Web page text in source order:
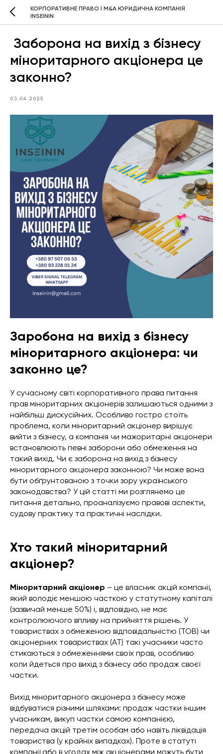
КОРПОРАТИВНЕ ПРАВО І M&A ЮРИДИЧНА КОМПАНІЯ
INSEININ
Заборона на вихід з бізнесу
міноритарного акціонера це
законно?
03.04.2025
Заробона на вихід з бізнесу
міноритарного акціонера: чи
законно це?
У сучасному світі корпоративного права питання
прав міноритарних акціонерів залишаються одними з
найбільш дискусійних. Особливо гостро стоїть
проблема, коли міноритарний акціонер вирішує
вийти з бізнесу, а компанія чи мажоритарні акціонери
встановлюють певні заборони або обмеження на
такий вихід. Чи є заборона на вихід з бізнесу
міноритарного акціонера законною? Чи може вона
бути обґрунтованою з точки зору українського
законодавства? У цій статті ми розглянемо це
питання детально, проаналізуємо правові аспекти,
судову практику та практичні наслідки.
Хто такий міноритарний
акціонер?
Міноритарний акціонер – це власник акцій компанії,
який володіє меншою часткою у статутному капіталі
(зазвичай менше 50%) і, відповідно, не має
контролюючого впливу на прийняття рішень. У
товариствах з обмеженою відповідальністю (ТОВ) чи
акціонерних товариствах (АТ) такі учасники часто
стикаються з обмеженнями своїх прав, особливо
коли йдеться про вихід з бізнесу або продаж своєї
частки.
Вихід міноритарного акціонера з бізнесу може
відбуватися різними шляхами: продаж частки іншим
учасникам, викуп частки самою компанією,
передача акцій третім особам або навіть ліквідація
товариства (у крайніх випадках). Проте в статуті
компанії або в угодах між акціонерами можуть бути